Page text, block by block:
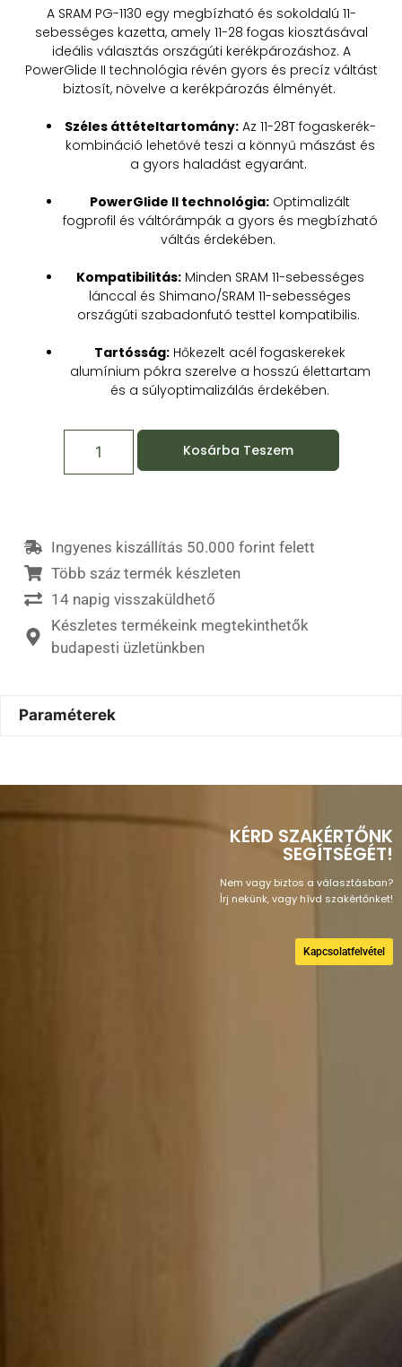
A SRAM PG-1130 egy megbízható és sokoldalú 11-
sebességes kazetta, amely 11-28 fogas kiosztásával
ideális választás országúti kerékpározáshoz. A
PowerGlide II technológia révén gyors és precíz váltást
biztosít, növelve a kerékpározás élményét. ​
Széles áttételtartomány:Az 11-28T fogaskerék-
kombináció lehetővé teszi a könnyű mászást és
a gyors haladást egyaránt. ​
PowerGlide II technológia: Optimalizált
fogprofil és váltórámpák a gyors és megbízható
váltás érdekében. ​
Kompatibilitás:Minden SRAM 11-sebességes
lánccal és Shimano/SRAM 11-sebességes
országúti szabadonfutó testtel kompatibilis. ​
Tartósság: Hőkezelt acél fogaskerekek
alumínium pókra szerelve a hosszú élettartam
és a súlyoptimalizálás érdekében.
Kosárba Teszem
Ingyenes kiszállítás 50.000 forint felett
Több száz termék készleten
14 napig visszaküldhető
Készletes termékeink megtekinthetők
budapesti üzletünkben
Paraméterek
KÉRD SZAKÉRTŐNK
SEGÍTSÉGÉT!
Nem vagy biztos a választásban?
Írj nekünk, vagy hívd szakértőnket!
Kapcsolatfelvétel